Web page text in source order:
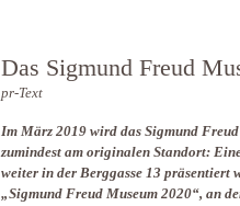
Das Sigmund Freud
pr-Text
Im März 2019 wird das Sigmund
zumindest am originalen Standort:
weiter in der Berggasse 13 präsentiert
„Sigmund Freud Museum 2020“, an